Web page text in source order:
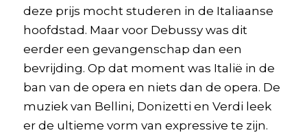
deze prijs mocht studeren in de Italiaanse
hoofdstad. Maar voor Debussy was dit
eerder een gevangenschap dan een
bevrijding. Op dat moment was Italië in de
ban van de opera en niets dan de opera. De
muziek van Bellini, Donizetti en Verdi leek
er de ultieme vorm van expressive te zijn.